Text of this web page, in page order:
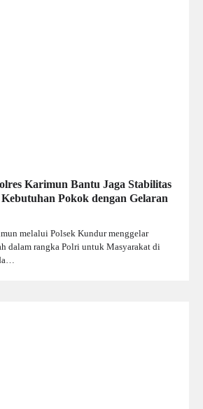
Karimun Bantu Jaga Stabilitas
Pokok dengan Gelaran
melalui Polsek Kundur menggelar
dalam rangka Polri untuk Masyarakat di